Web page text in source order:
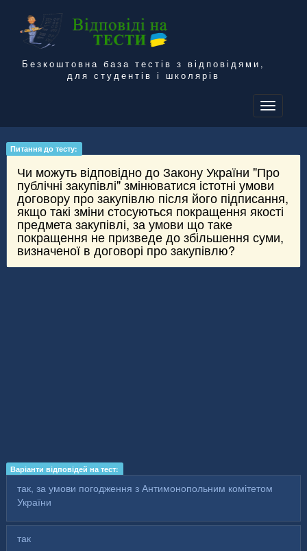
Безкоштовна база тестів з відповідями,
для студентів і школярів
Питання до тесту:
Чи можуть відповідно до Закону України "Про
публічні закупівлі" змінюватися істотні умови
договору про закупівлю після його підписання,
якщо такі зміни стосуються покращення якості
предмета закупівлі, за умови що таке
покращення не призведе до збільшення суми,
визначеної в договорі про закупівлю?
Варіанти відповідей на тест:
так, за умови погодження з Антимонопольним комітетом
України
так